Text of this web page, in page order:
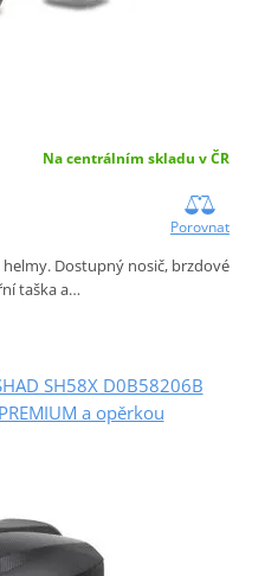
Na centrálním skladu v ČR
Porovnat
Dostupný nosič, brzdové
taška a…
SH58X D0B58206B
a opěrkou